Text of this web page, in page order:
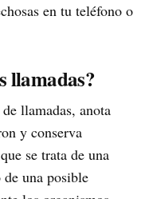
en tu teléfono o
llamadas?
llamadas, anota
y conserva
se trata de una
una posible